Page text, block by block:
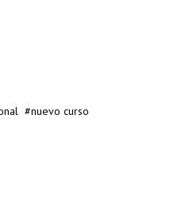
nuevo curso